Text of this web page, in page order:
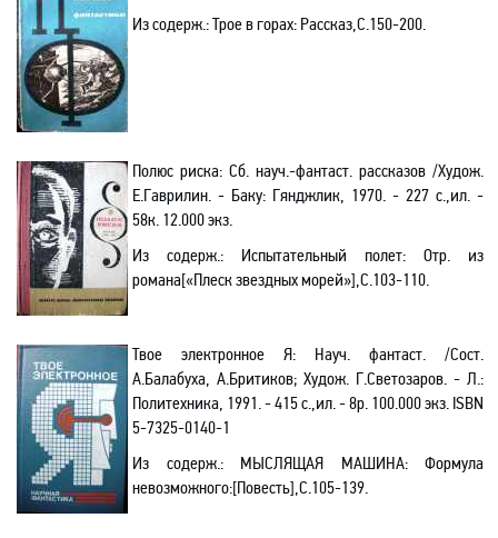
Из содерж.:Трое в горах: Рассказ,С.150-200.
Полюс риска: Сб. науч.-фантаст. рассказов /Худож.
Е.Гаврилин. - Баку: Гянджлик, 1970. - 227 с.,ил. -
58к. 12.000 экз.
Из содерж.: Испытательный полет: Отр. из
романа[«Плеск звездных морей»],С.103-110.
Твое электронное Я: Науч. фантаст. /Сост.
А.Балабуха, А.Бритиков; Худож. Г.Светозаров. - Л.:
Политехника, 1991. - 415 с.,ил. - 8р. 100.000 экз. ISBN
5-7325-0140-1
Из содерж.:МЫСЛЯЩАЯ МАШИНА: Формула
невозможного:[Повесть],С.105-139.